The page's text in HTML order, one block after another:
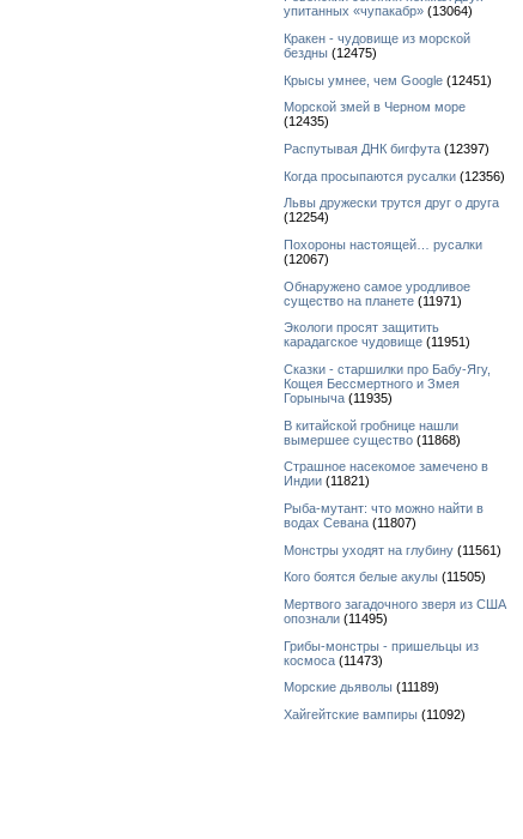
упитанных «чупакабр» (13064)
Кракен - чудовище из морской
бездны (12475)
Крысы умнее, чем Google (12451)
Морской змей в Черном море
(12435)
Распутывая ДНК бигфута (12397)
Когда просыпаются русалки (12356)
Львы дружески трутся друг о друга
(12254)
Похороны настоящей… русалки
(12067)
Обнаружено самое уродливое
существо на планете (11971)
Экологи просят защитить
карадагское чудовище (11951)
Сказки - старшилки про Бабу-Ягу,
Кощея Бессмертного и Змея
Горыныча (11935)
В китайской гробнице нашли
вымершее существо (11868)
Страшное насекомое замечено в
Индии (11821)
Рыба-мутант: что можно найти в
водах Севана (11807)
Монстры уходят на глубину (11561)
Кого боятся белые акулы (11505)
Мертвого загадочного зверя из США
опознали (11495)
Грибы-монстры - пришельцы из
космоса (11473)
Морские дьяволы (11189)
Хайгейтские вампиры (11092)